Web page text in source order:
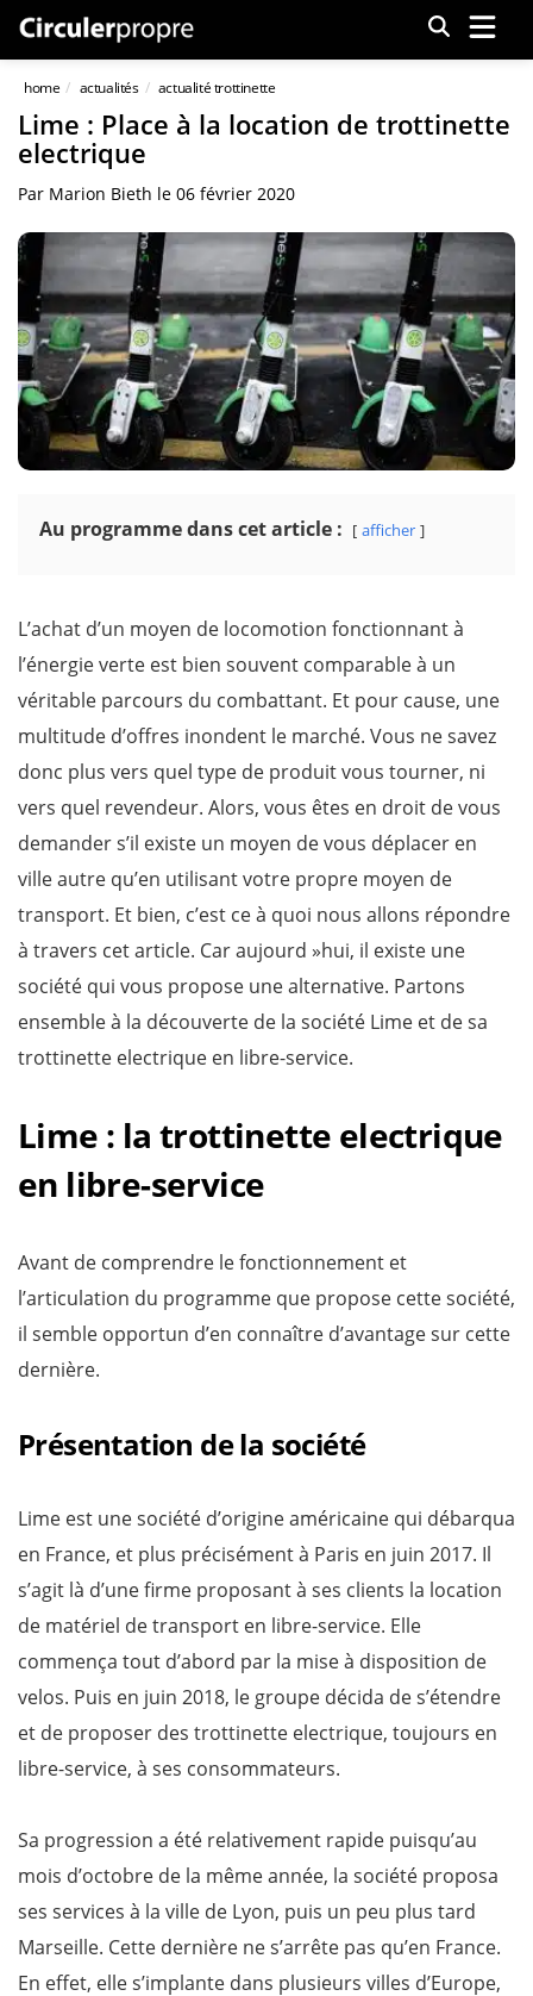
Menu
home actualités actualité trottinette
Lime : Place à la location de trottinette
electrique
Par Marion Bieth le 06 février 2020
Au programme dans cet article : afficher
L’achat d’un moyen de locomotion fonctionnant à
l’énergie verte est bien souvent comparable à un
véritable parcours du combattant. Et pour cause, une
multitude d’offres inondent le marché. Vous ne savez
donc plus vers quel type de produit vous tourner, ni
vers quel revendeur. Alors, vous êtes en droit de vous
demander s’il existe un moyen de vous déplacer en
ville autre qu’en utilisant votre propre moyen de
transport. Et bien, c’est ce à quoi nous allons répondre
à travers cet article. Car aujourd »hui, il existe une
société qui vous propose une alternative. Partons
ensemble à la découverte de la société Lime et de sa
trottinette electrique en libre-service.
Lime : la trottinette electrique
en libre-service
Avant de comprendre le fonctionnement et
l’articulation du programme que propose cette société,
il semble opportun d’en connaître d’avantage sur cette
dernière.
Présentation de la société
Lime est une société d’origine américaine qui débarqua
en France, et plus précisément à Paris en juin 2017. Il
s’agit là d’une firme proposant à ses clients la location
de matériel de transport en libre-service. Elle
commença tout d’abord par la mise à disposition de
velos. Puis en juin 2018, le groupe décida de s’étendre
et de proposer des trottinette electrique, toujours en
libre-service, à ses consommateurs.
Sa progression a été relativement rapide puisqu’au
mois d’octobre de la même année, la société proposa
ses services à la ville de Lyon, puis un peu plus tard
Marseille. Cette dernière ne s’arrête pas qu’en France.
En effet, elle s’implante dans plusieurs villes d’Europe,